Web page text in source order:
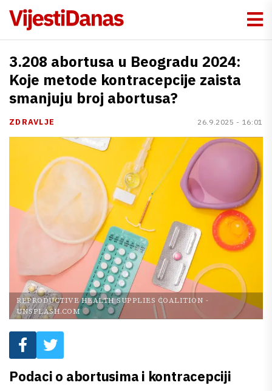
3.208 abortusa u Beogradu 2024:
Koje metode kontracepcije zaista
smanjuju broj abortusa?
ZDRAVLJE 26.9.2025 - 16:01
REPRODUCTIVE HEALTH SUPPLIES COALITION -
UNSPLASH.COM
Podaci o abortusima i kontracepciji